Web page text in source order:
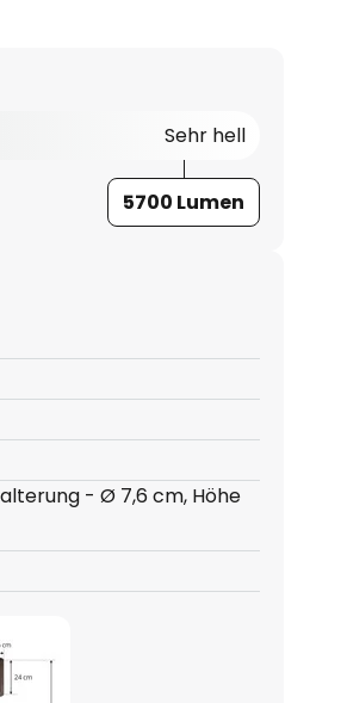
Sehr hell
5700 Lumen
- Ø 7,6 cm, Höhe